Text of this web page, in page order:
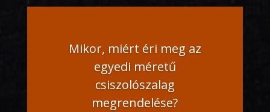
Mikor, miért éri meg az
egyedi méretű
csiszolószalag
megrendelése?